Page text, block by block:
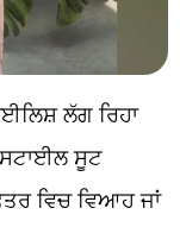
ਲੱਗ ਰਿਹਾ
ਸੂਟ
ਵਿਚ ਵਿਆਹ ਜਾਂ